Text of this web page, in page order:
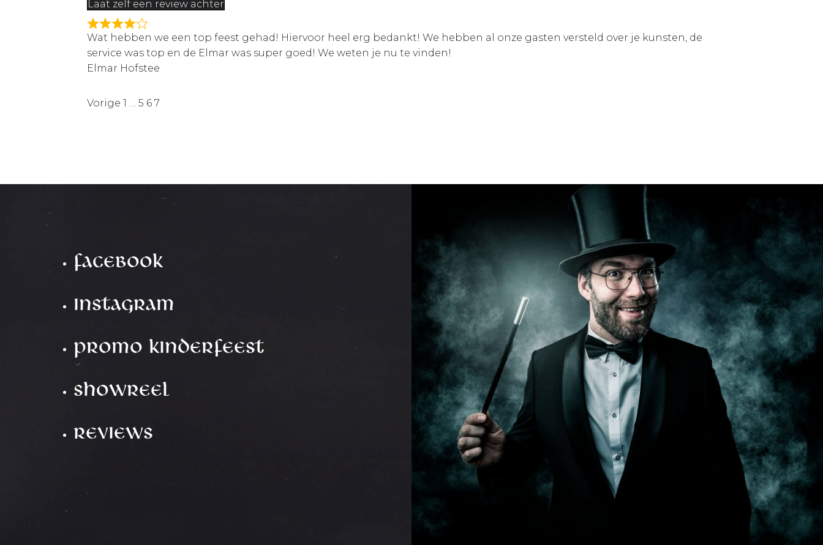
Laat zelf een review achter
Wat hebben we een top feest gehad! Hiervoor heel erg bedankt! We hebben al onze gasten versteld over je kunsten, de
service was top en de Elmar was super goed! We weten je nu te vinden!
Elmar Hofstee
Site
Vorige Pagina
1 … Pagina
5 Pagina
6 Pagina
7
Facebook
Instagram
Promo Kinderfeest
Showreel
Reviews